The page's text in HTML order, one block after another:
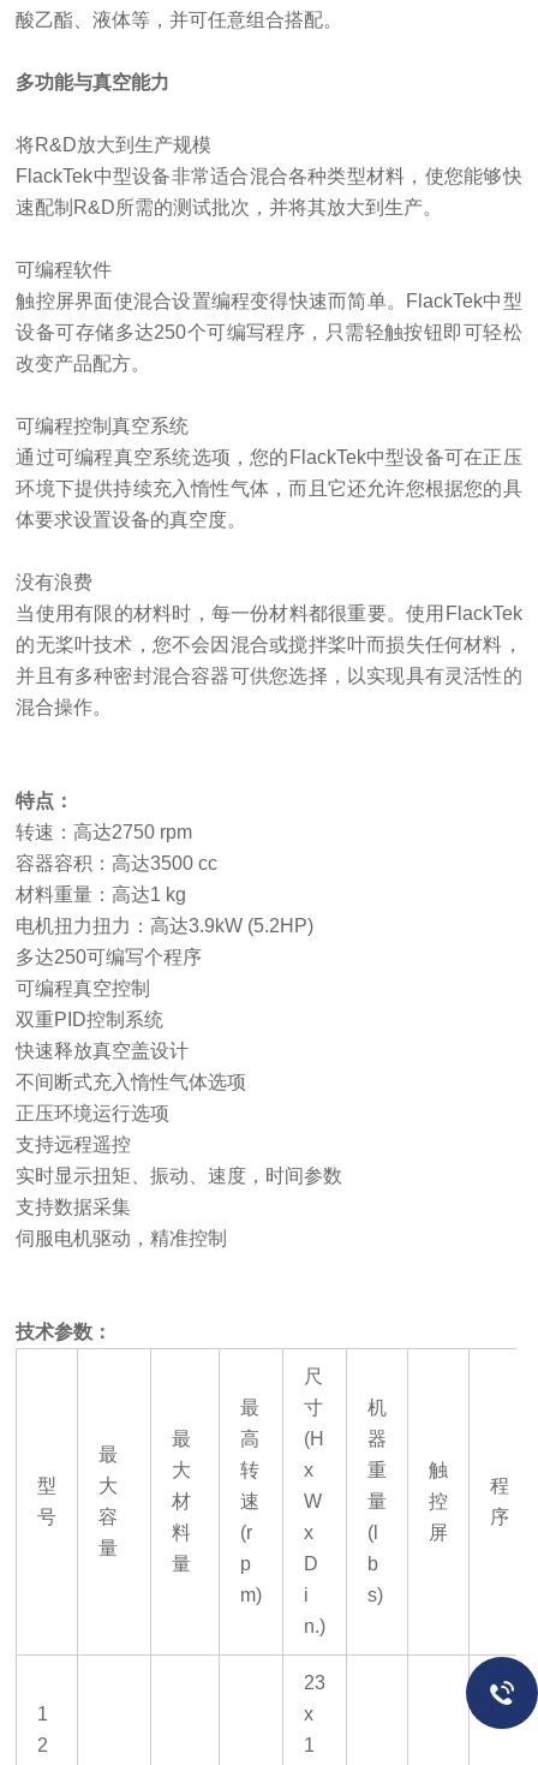
酸乙酯、液体等，并可任意组合搭配。
多功能与真空能力
将R&D放大到生产规模
FlackTek中型设备非常适合混合各种类型材料，使您能够快
速配制 R&D所需的测试批次，并将其放大到生产。
可编程软件
触控屏界面使混合设置编程变得快速而简单。
FlackTek中型
设备可存储多达250个可编写程序，只需轻触按钮即可轻松
改变产品配方。
可编程控制真空系统
通过可编程真空系统选项，您的 FlackTek中型设备可在正压
环境下提供持续充入惰性气体，而且它还允许您根据您的具
体要求设置设备的真空度。
没有浪费
当使用有限的材料时，每一份材料都很重要。使用 FlackTek
的无桨叶技术，您不会因混合或搅拌桨叶而损失任何材料，
并且有多种密封混合容器可供您选择，以实现具有灵活性的
混合操作。
特点：
转速 ：高达2750 rpm
容器容积 ：高达3500 cc
材料重量 ：高达1 kg
电机扭力扭力 ：高达3.9kW (5.2HP)
多达250可编写个程序
可编程真空控制
双重PID控制系统
快速释放真空盖设计
不间断式充入惰性气体选项
正压环境运行选项
支持远程遥控
实时显示扭矩、振动、速度，时间参数
支持数据采集
伺服电机驱动，精准控制
技术参数：
型
号
最
大
容
量
最
大
材
料
量
最
高
转
速
(r
p
m)
尺
寸
(H
x
W
x
D
i
n.)
机
器
重
量
(l
b
s)
触
控
屏
程
序
1
2
23
x
1